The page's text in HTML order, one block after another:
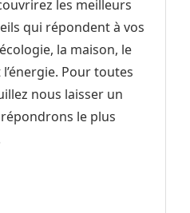
les meilleurs
qui répondent à vos
la maison, le
Pour toutes
nous laisser un
le plus